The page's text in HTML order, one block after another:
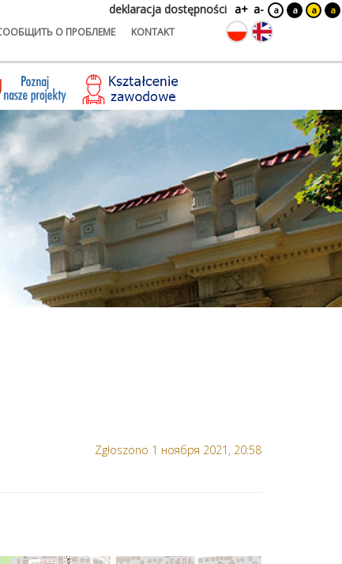
О ПРОБЛЕМЕ KONTAKT
deklaracja dostępności a+ a- a a a a
Zgłoszono 1 ноября 2021, 20:58